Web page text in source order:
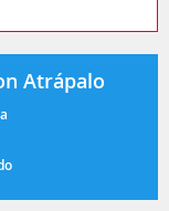
Atrápalo